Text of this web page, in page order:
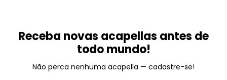
Receba novas acapellas antes de
todo mundo!
Não perca nenhuma acapella — cadastre-se!